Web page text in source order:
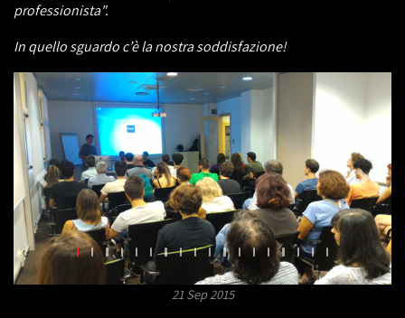
professionista".
In quello sguardo c’è la nostra soddisfazione!
21 Sep 2015